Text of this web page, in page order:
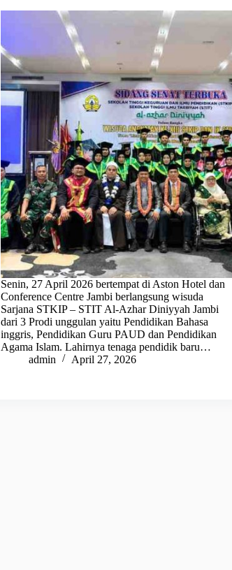
Senin, 27 April 2026 bertempat di Aston Hotel dan
Conference Centre Jambi berlangsung wisuda
Sarjana STKIP – STIT Al-Azhar Diniyyah Jambi
dari 3 Prodi unggulan yaitu Pendidikan Bahasa
inggris, Pendidikan Guru PAUD dan Pendidikan
Agama Islam. Lahirnya tenaga pendidik baru…
admin
April 27, 2026